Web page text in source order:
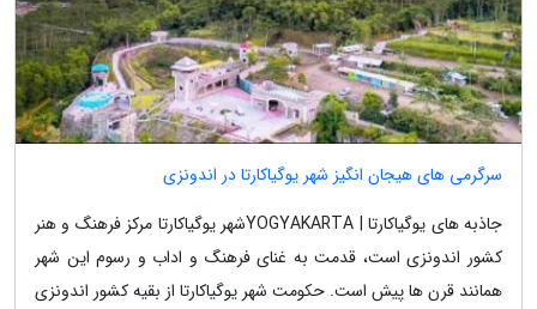
سرگرمی های هیجان انگیز شهر یوگیاکارتا در اندونزی
جاذبه های یوگیاکارتا | YOGYAKARTAشهر یوگیاکارتا مرکز فرهنگ و هنر
کشور اندونزی است، قدمت به غنای فرهنگ و اداب و رسوم این شهر
همانند قرن ها پیش است. حکومت شهر یوگیاکارتا از بقیه کشور اندونزی